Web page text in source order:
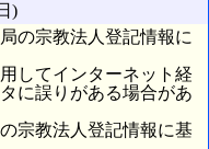
)
の宗教法人登記情報に
してインターネット経
に誤りがある場合があ
宗教法人登記情報に基